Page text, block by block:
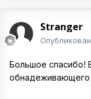
Stranger
Большое спасибо!
обнадеживающего